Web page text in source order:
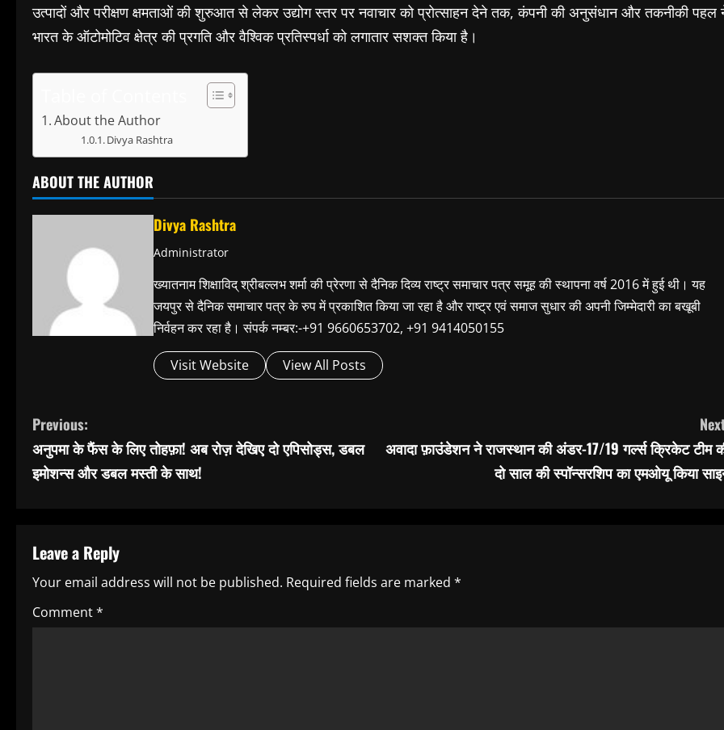
उत्पादों और परीक्षण क्षमताओं की शुरुआत से लेकर उद्योग स्तर पर नवाचार को प्रोत्साहन देने तक, कंपनी की अनुसंधान और तकनीकी पहल
भारत के ऑटोमोटिव क्षेत्र की प्रगति और वैश्विक प्रतिस्पर्धा को लगातार सशक्त किया है।
About the Author
Divya Rashtra
ABOUT THE AUTHOR
Divya Rashtra
Administrator
ख्यातनाम शिक्षाविद् श्रीबल्लभ शर्मा की प्रेरणा से दैनिक दिव्य राष्ट्र समाचार पत्र समूह की स्थापना वर्ष 2016 में हुई थी। यह
जयपुर से दैनिक समाचार पत्र के रुप में प्रकाशित किया जा रहा है और राष्ट्र एवं समाज सुधार की अपनी जिम्मेदारी का बखूबी
निर्वहन कर रहा है। संपर्क नम्बर:-+91 9660653702, +91 9414050155
Visit Website View All Posts
C
o
i
n
u
Previous:
अनुपमा के फैंस के लिए तोहफ़ा! अब रोज़ देखिए दो एपिसोड्स, डबल
इमोशन्स और डबल मस्ती के साथ!
अवादा फ़ाउंडेशन ने राजस्थान की अंडर-17/19 गर्ल्स क्रिकेट टीम
दो साल की स्पॉन्सरशिप का एमओयू किया
Leave a Reply
Your email address will not be published. Required fields are marked *
Comment*